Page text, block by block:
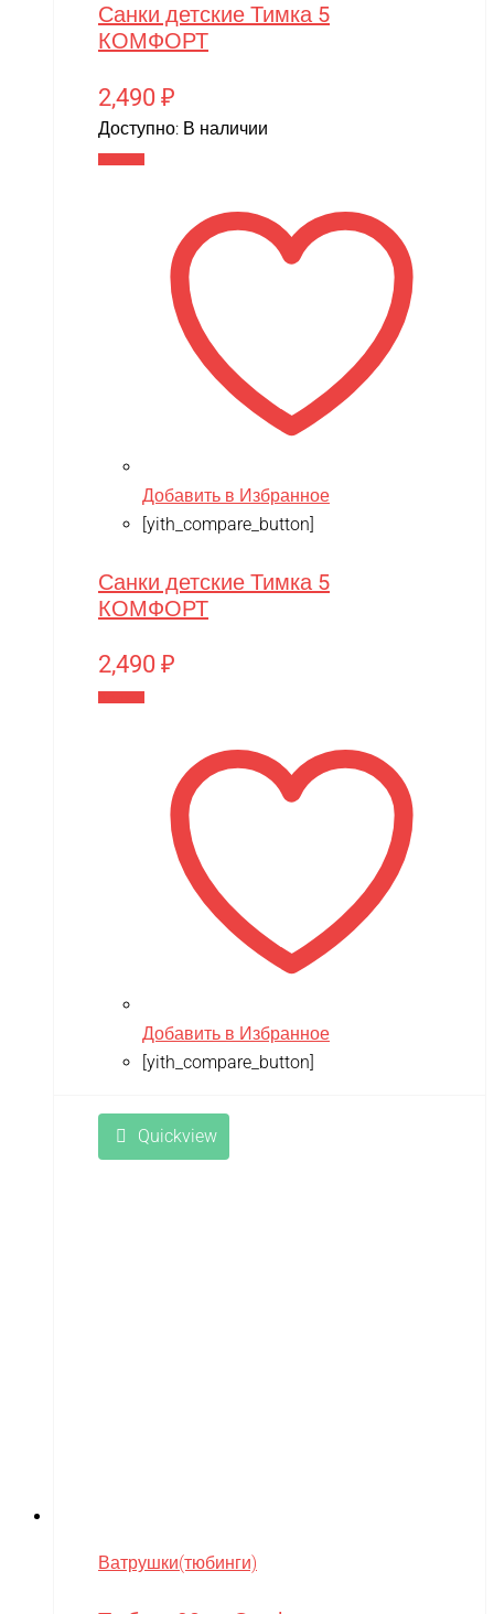
Санки детские Тимка 5
КОМФОРТ
2,490 ₽
Доступно: В наличии
Добавить в Избранное
[yith_compare_button]
Санки детские Тимка 5
КОМФОРТ
2,490 ₽
Добавить в Избранное
[yith_compare_button]
Quickview
Ватрушки(тюбинги)